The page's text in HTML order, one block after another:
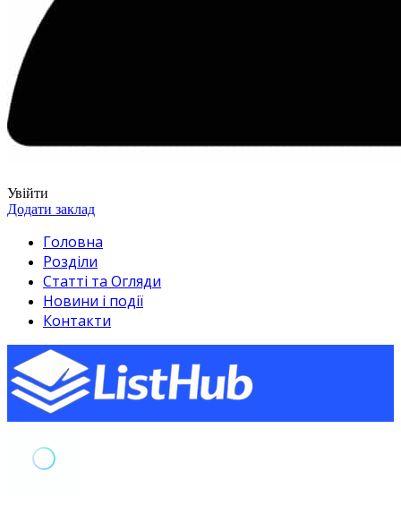
Увійти
Додати заклад
Головна
Розділи
Статті та Огляди
Новини і події
Контакти